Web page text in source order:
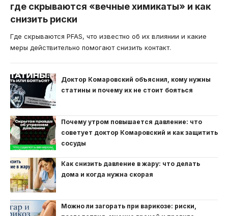
где скрываются «вечные химикаты» и как
снизить риски
Где скрываются PFAS, что известно об их влиянии и какие
меры действительно помогают снизить контакт.
Доктор Комаровский объяснил, кому нужны
статины и почему их не стоит бояться
Почему утром повышается давление: что
советует доктор Комаровский и как защитить
сосуды
Как снизить давление в жару: что делать
дома и когда нужна скорая
Можно ли загорать при варикозе: риски,